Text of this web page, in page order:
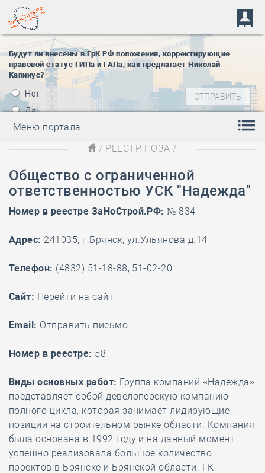
Будут ли внесены в ГрК РФ положения, корректирующие
правовой статус ГИПа и ГАПа, как предлагает Николай
Капинус?
Нет
Да
Меню портала
/ РЕЕСТР НОЗА /
Общество с ограниченной
ответственностью УСК "Надежда"
Номер в реестре ЗаНоСтрой.РФ: № 834
Адрес: 241035, г.Брянск, ул.Ульянова д.14
Телефон: (4832) 51-18-88, 51-02-20
Cайт: Перейти на сайт
Email: Отправить письмо
Номер в реестре: 58
Виды основных работ: Группа компаний «Надежда»
представляет собой девелоперскую компанию
полного цикла, которая занимает лидирующие
позиции на строительном рынке области. Компания
была основана в 1992 году и на данный момент
успешно реализовала большое количество
проектов в Брянске и Брянской области. ГК